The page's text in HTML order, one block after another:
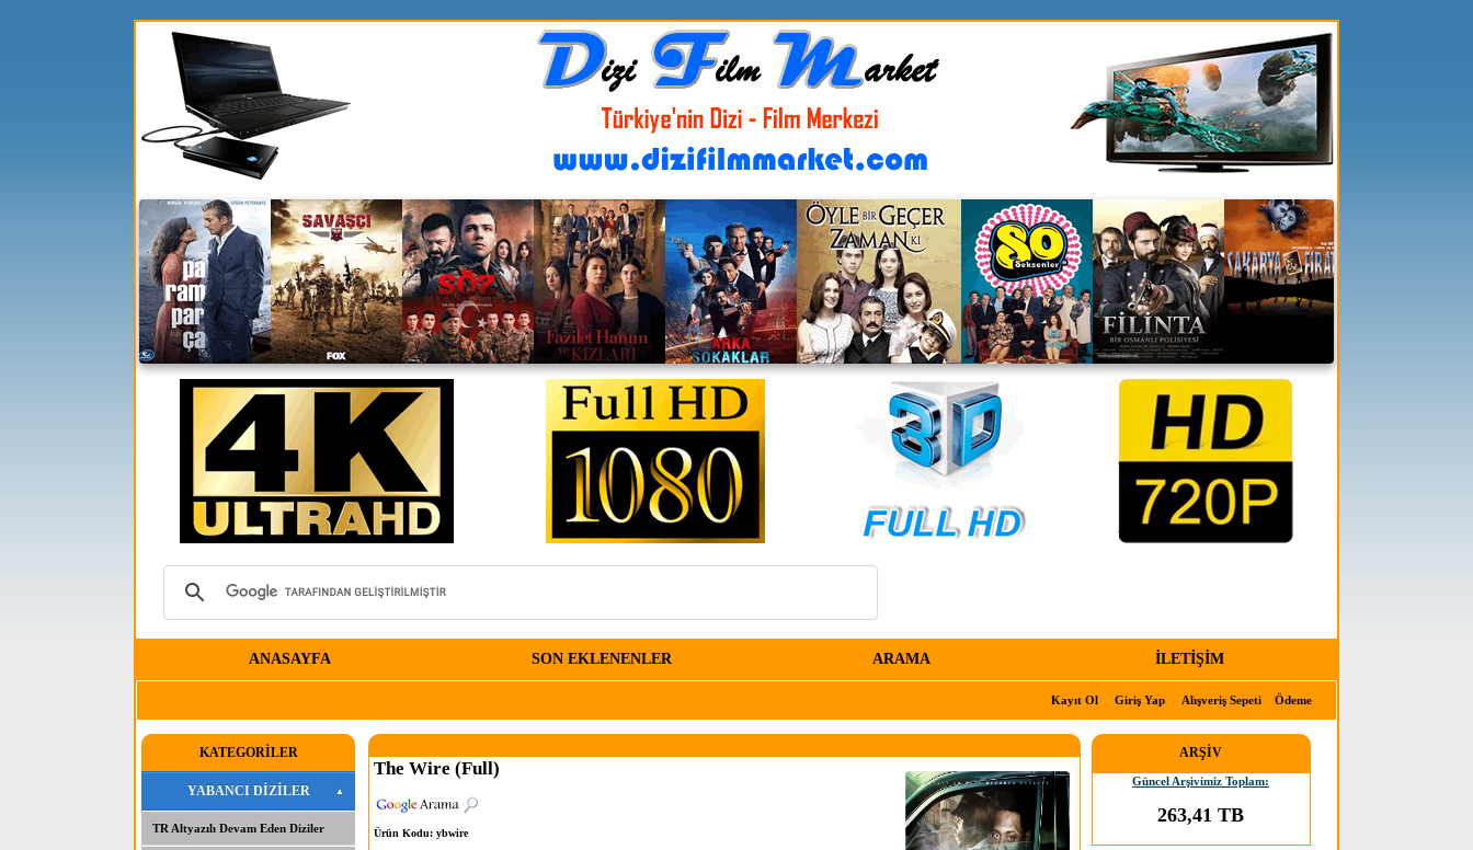
ANASAYFA SON EKLENENLER ARAMA İLETİŞİM
Kayıt Ol Giriş Yap Alışveriş Sepeti Ödeme
KATEGORİLER
YABANCI DİZİLER
TR Altyazılı Devam Eden Diziler
The Wire (Full)
Ürün Kodu: ybwire
ARŞİV
Güncel Arşivimiz Toplam:
263,41 TB